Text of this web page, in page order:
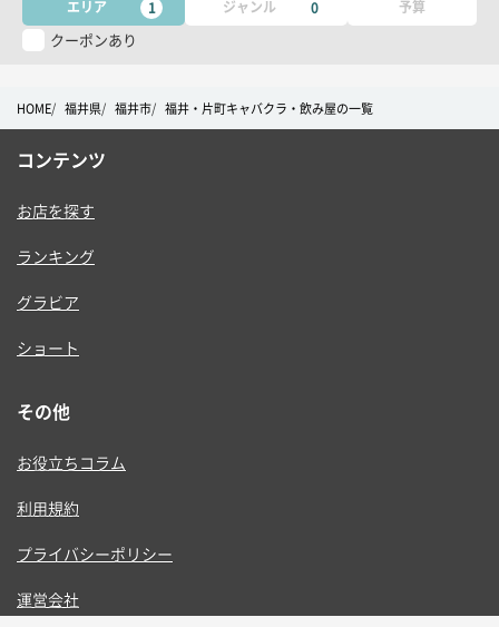
エリア 1 ジャンル 0 予算
クーポンあり
HOME 福井県 福井市 福井・片町キャバクラ・飲み屋の一覧
コンテンツ
お店を探す
ランキング
グラビア
ショート
その他
お役立ちコラム
利用規約
プライバシーポリシー
運営会社